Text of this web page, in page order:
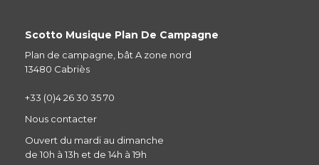
Scotto Musique Plan De Campagne
Plan de campagne, bât A zone nord
13480 Cabriès
+33 (0)4 26 30 35 70
Nous contacter
Ouvert du mardi au dimanche
de 10h à 13h et de 14h à 19h